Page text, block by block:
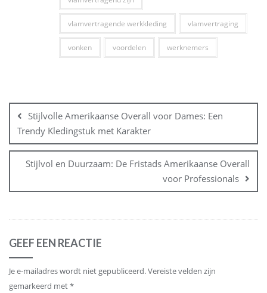
vlamvertragende werkkleding vlamvertraging
vonken voordelen werknemers
navigatie
Stijlvolle Amerikaanse Overall voor Dames: Een
Trendy Kledingstuk met Karakter
Stijlvol en Duurzaam: De Fristads Amerikaanse Overall
voor Professionals
GEEF EEN REACTIE
Je e-mailadres wordt niet gepubliceerd.Vereiste velden zijn
gemarkeerd met*